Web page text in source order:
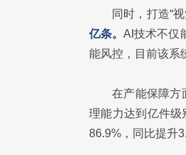
同时，打造“
亿条。AI技术不仅
能风控，目前该系
在产能保障方
理能力达到亿件级
86.9%，同比提升